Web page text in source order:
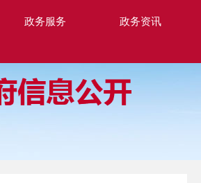
政务服务 政务资讯